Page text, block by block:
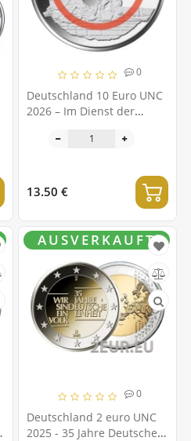
0
Deutschland 10 Euro UNC
2026 – Im Dienst der
Notfalldienste
13.50 €
0
Deutschland 2 euro UNC
2025 - 35 Jahre Deutsche
AUSVERKAUFT